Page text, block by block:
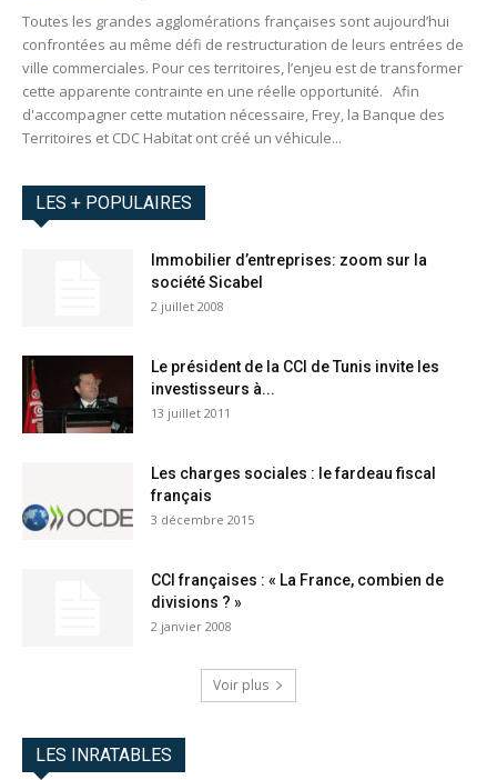
Toutes les grandes agglomérations françaises sont aujourd’hui
confrontées au même défi de restructuration de leurs entrées de
ville commerciales. Pour ces territoires, l’enjeu est de transformer
cette apparente contrainte en une réelle opportunité. Afin
d'accompagner cette mutation nécessaire, Frey, la Banque des
Territoires et CDC Habitat ont créé un véhicule...
LES + POPULAIRES
Immobilier d’entreprises: zoom sur la
société Sicabel
2 juillet 2008
Le président de la CCI de Tunis invite les
investisseurs à...
13 juillet 2011
Les charges sociales : le fardeau fiscal
français
3 décembre 2015
CCI françaises : « La France, combien de
divisions ? »
2 janvier 2008
Voir plus
LES INRATABLES